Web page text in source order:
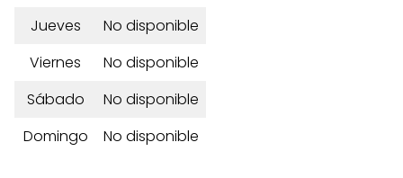
Jueves
No disponible
Viernes
No disponible
Sábado
No disponible
Domingo
No disponible